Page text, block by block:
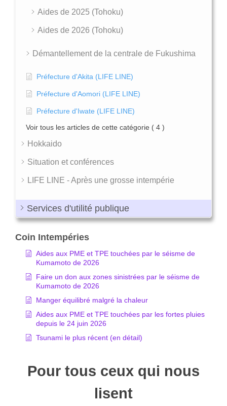
Aides de 2025 (Tohoku)
Aides de 2026 (Tohoku)
Démantellement de la centrale de Fukushima
Préfecture d'Akita (LIFE LINE)
Préfecture d'Aomori (LIFE LINE)
Préfecture d'Iwate (LIFE LINE)
Voir tous les articles de cette catégorie ( 4 )
Hokkaido
Situation et conférences
LIFE LINE - Après une grosse intempérie
Services d'utilité publique
Coin Intempéries
Aides aux PME et TPE touchées par le séisme de
Kumamoto de 2026
Faire un don aux zones sinistrées par le séisme de
Kumamoto de 2026
Manger équilibré malgré la chaleur
Aides aux PME et TPE touchées par les fortes pluies
depuis le 24 juin 2026
Tsunami le plus récent (en détail)
Pour tous ceux qui nous
lisent